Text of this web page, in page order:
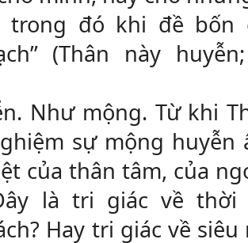
trong đó khi đề bốn
(Thân này
Như mộng. Từ khi
sự mộng huyễn
của thân tâm, của
là tri giác về thời
Hay tri giác về